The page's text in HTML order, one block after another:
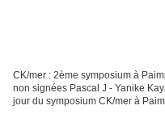
CK/mer : 2ème symposium à
non signées Pascal J - Yanike
jour du symposium CK/mer à